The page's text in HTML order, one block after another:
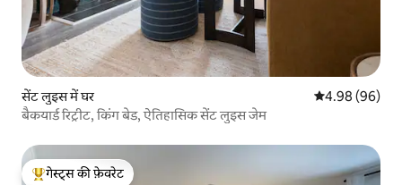
सेंट लुइस में घर औसत रेटिंग 5 में
4.98 (96)
बैकयार्ड रिट्रीट, किंग बेड, ऐतिहासिक सेंट लुइस जेम
गेस्ट्स की फ़ेवरेट